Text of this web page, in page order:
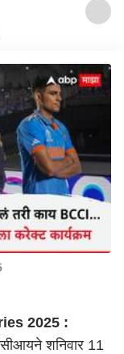
2025 :
शनिवार 11